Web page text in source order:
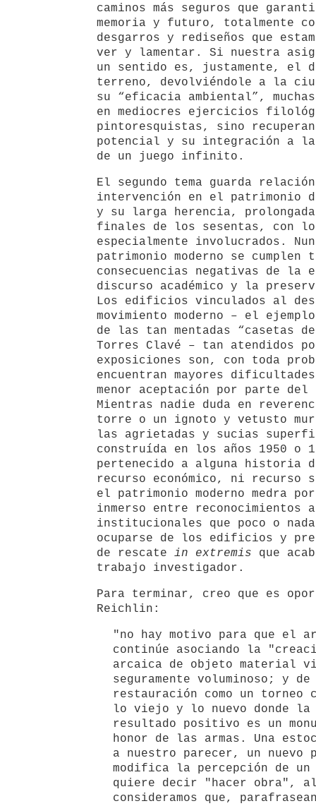
caminos más seguros que
memoria y futuro, totalmente
desgarros y rediseños que
ver y lamentar. Si nuestra
un sentido es, justamente, el
terreno, devolviéndole a la
su “eficacia ambiental”,
en mediocres ejercicios
pintoresquistas, sino
potencial y su integración a la
de un juego infinito.
El segundo tema guarda
intervención en el patrimonio
y su larga herencia,
finales de los sesentas, con
especialmente involucrados.
patrimonio moderno se cumplen
consecuencias negativas de la
discurso académico y la
Los edificios vinculados al
movimiento moderno – el
de las tan mentadas “casetas
Torres Clavé – tan atendidos
exposiciones son, con toda
encuentran mayores
menor aceptación por parte
Mientras nadie duda en
torre o un ignoto y vetusto
las agrietadas y sucias
construída en los años 1950 o
pertenecido a alguna historia
recurso económico, ni
el patrimonio moderno medra
inmerso entre reconocimientos
institucionales que poco o
ocuparse de los edificios y
de rescate in extremis que
trabajo investigador.
Para terminar, creo que es
Reichlin:
"no hay motivo para que el
continúe asociando la
arcaica de objeto material
seguramente voluminoso; y
restauración como un torneo
lo viejo y lo nuevo donde la
resultado positivo es un
honor de las armas. Una
a nuestro parecer, un nuevo
modifica la percepción de un
quiere decir "hacer obra", al
consideramos que,